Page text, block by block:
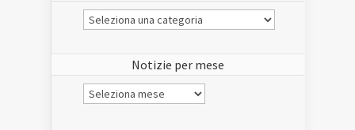
Le
Notizie
Notizie per mese
Notizie
per